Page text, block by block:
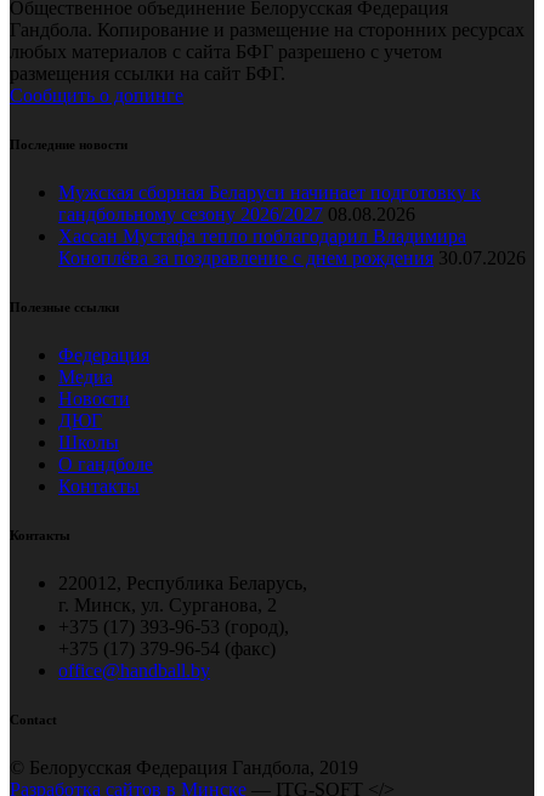
Общественное объединение Белорусская Федерация
Гандбола. Копирование и размещение на сторонних ресурсах
любых материалов с сайта БФГ разрешено с учетом
размещения ссылки на сайт БФГ.
Сообщить о допинге
Последние новости
Мужская сборная Беларуси начинает подготовку к
гандбольному сезону 2026/2027 08.08.2026
Хассан Мустафа тепло поблагодарил Владимира
Коноплёва за поздравление с днем рождения 30.07.2026
Полезные ссылки
Федерация
Медиа
Новости
ДЮГ
Школы
О гандболе
Контакты
Контакты
220012, Республика Беларусь,
г. Минск, ул. Сурганова, 2
+375 (17) 393-96-53 (город),
+375 (17) 379-96-54 (факс)
office@handball.by
Contact
© Белорусская Федерация Гандбола, 2019
Разработка сайтов в Минске — ITG-SOFT </>